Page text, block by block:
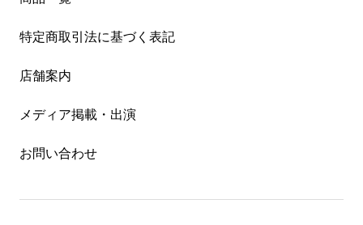
特定商取引法に基づく表記
店舗案内
メディア掲載・出演
お問い合わせ